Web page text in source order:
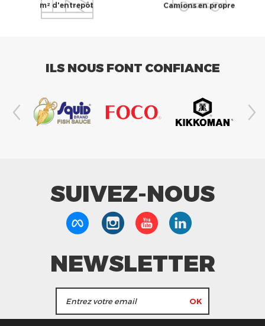
m² d'entrepôt Camions en propre
ILS NOUS FONT CONFIANCE
SUIVEZ-NOUS
NEWSLETTER